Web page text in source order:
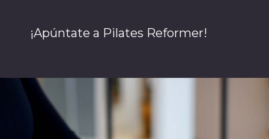
¡Apúntate a Pilates Reformer!